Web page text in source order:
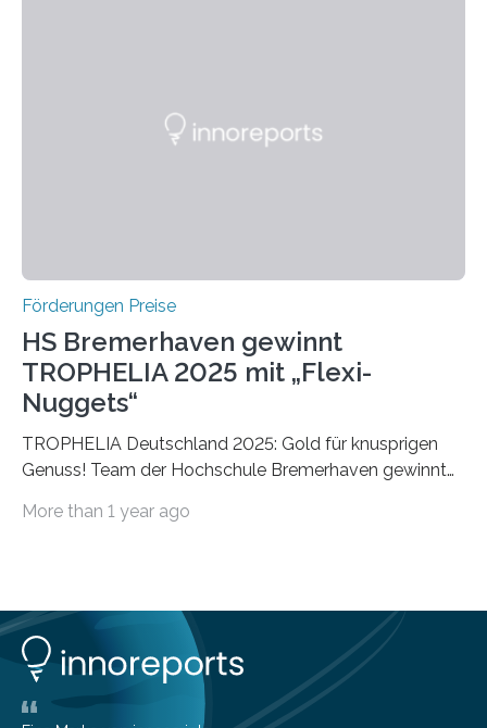
Foundation, des BIAL Award in Biomedicine ist in
Förderungen Preise
HS Bremerhaven gewinnt
TROPHELIA 2025 mit „Flexi-
Nuggets“
TROPHELIA Deutschland 2025: Gold für knusprigen
Genuss! Team der Hochschule Bremerhaven gewinnt
ECOTROPHELIAMit der Produktidee “Flexi-Nuggets”
Studierende der Lebensmittelwissenschaften und
wurde zum 16. Mal durch den Forschungskreis der
Ernährungsindustrie e. V. (FEI) ausgerichtet. “Flexi-
Nuggets” stehen für innovative Lebensmittel, die
More than 1 year ago